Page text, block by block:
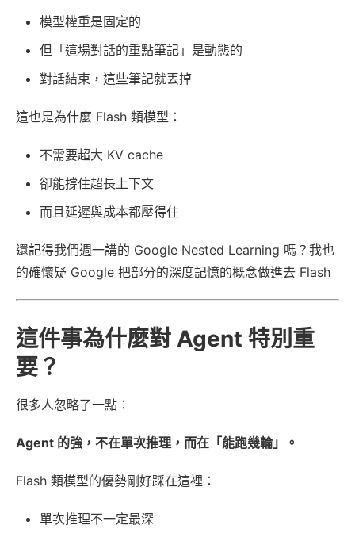
模型權重是固定的
但「這場對話的重點筆記」是動態的
對話結束，這些筆記就丟掉
這也是為什麼 Flash 類模型：
不需要超大 KV cache
卻能撐住超長上下文
而且延遲與成本都壓得住
還記得我們週一講的 Google Nested Learning 嗎？我也
的確懷疑 Google 把部分的深度記憶的概念做進去 Flash
這件事為什麼對 Agent 特別重
要？
很多人忽略了一點：
Agent 的強，不在單次推理，而在「能跑幾輪」。
Flash 類模型的優勢剛好踩在這裡：
單次推理不一定最深